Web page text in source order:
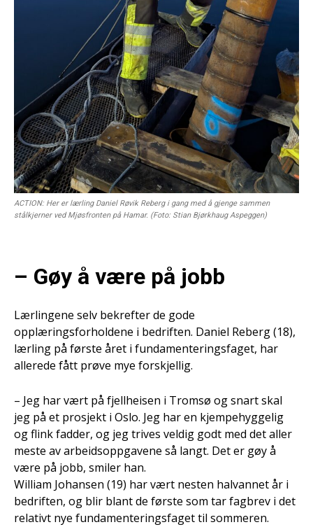
ACTION: Her er lærling Daniel Røvik Reberg i gang med å gjenge sammen
stålkjerner ved Mjøsfronten på Hamar. (Foto: Stian Bjørkhaug Aspeggen)
– Gøy å være på jobb
Lærlingene selv bekrefter de gode
opplæringsforholdene i bedriften. Daniel Reberg (18),
lærling på første året i fundamenteringsfaget, har
allerede fått prøve mye forskjellig.
– Jeg har vært på fjellheisen i Tromsø og snart skal
jeg på et prosjekt i Oslo. Jeg har en kjempehyggelig
og flink fadder, og jeg trives veldig godt med det aller
meste av arbeidsoppgavene så langt. Det er gøy å
være på jobb, smiler han.
William Johansen (19) har vært nesten halvannet år i
bedriften, og blir blant de første som tar fagbrev i det
relativt nye fundamenteringsfaget til sommeren.